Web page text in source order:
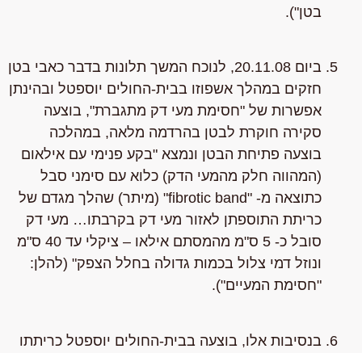
בטן").
ביום 20.11.08, לנוכח המשך תלונות בדבר כאבי בטן
חזקים במהלך אשפוזו בבית-החולים יוספטל ובהינתן
אפשרות של "חסימת מעי דק מתגברת", בוצעה
סקירה חוקרת לבטן בהרדמה מלאה, במהלכה
בוצעה פתיחת הבטן ונמצא "בקע פנימי עם אילאום
(המהווה חלק מהמעי הדק) כלוא עם סימני סבל
כתוצאה מ- "fibrotic band" (מיתר) שהלך מגדם של
כריתת התוספתן לאזור מעי דק בקרבתו… מעי דק
סובל כ- 5 ס"מ מהמסתם אילאו – ציקלי עד 40 ס"מ
ונוזל דמי צלול בכמות גדולה בחלל הצפק" (להלן:
"חסימת המעיים").
בנסיבות אלו, בוצעה בבית-החולים יוספטל כריתתו